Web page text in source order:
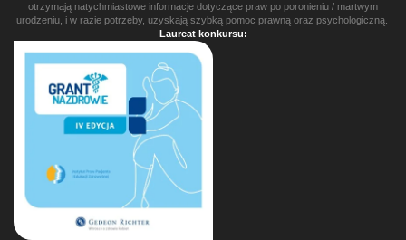
otrzymają natychmiastowe informacje dotyczące praw po poronieniu / martwym
urodzeniu, i w razie potrzeby, uzyskają szybką pomoc prawną oraz psychologiczną.
Laureat konkursu: